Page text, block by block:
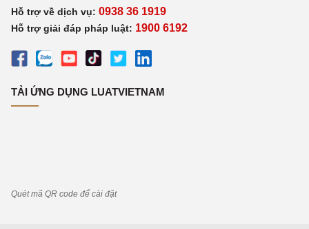
Hỗ trợ về dịch vụ: 0938 36 1919
Hỗ trợ giải đáp pháp luật: 1900 6192
TẢI ỨNG DỤNG LUATVIETNAM
Quét mã QR code để cài đặt